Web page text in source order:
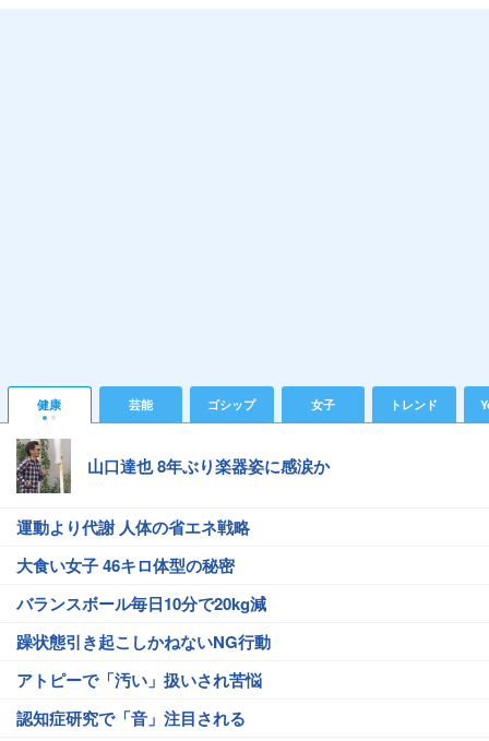
健康 芸能 ゴシップ 女子 トレンド
山口達也 8年ぶり楽器姿に感涙か
運動より代謝 人体の省エネ戦略
大食い女子 46キロ体型の秘密
バランスボール毎日10分で20kg減
躁状態引き起こしかねないNG行動
アトピーで「汚い」扱いされ苦悩
認知症研究で「音」注目される